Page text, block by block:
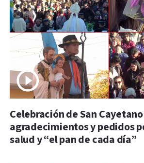
Celebración de San
agradecimientos y pedidos
salud y “el pan de cada día”